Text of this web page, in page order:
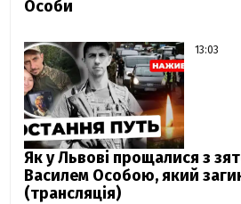
Особи
13:03
Як у Львові прощалися з
Василем Особою, який
(трансляція)